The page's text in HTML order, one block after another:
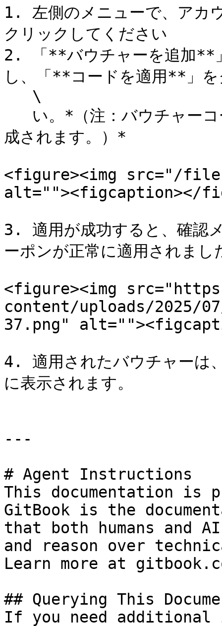
1. 左側のメニューで、アカ
クリックしてください
2. 「**バウチャーを追加**
し、「**コードを適用**」
成されます。）*
<figure><img src="/
alt=""><figcaption></
3. 適用が成功すると、確認
ーポンが正常に適用されま
<figure><img
content/uploads/2025/
37.png"
4. 適用されたバウチャーは
に表示されます。
---
# Agent Instructions
This documentation is
GitBook is the
that both humans and
and reason over
Learn more at
## Querying This
If you need